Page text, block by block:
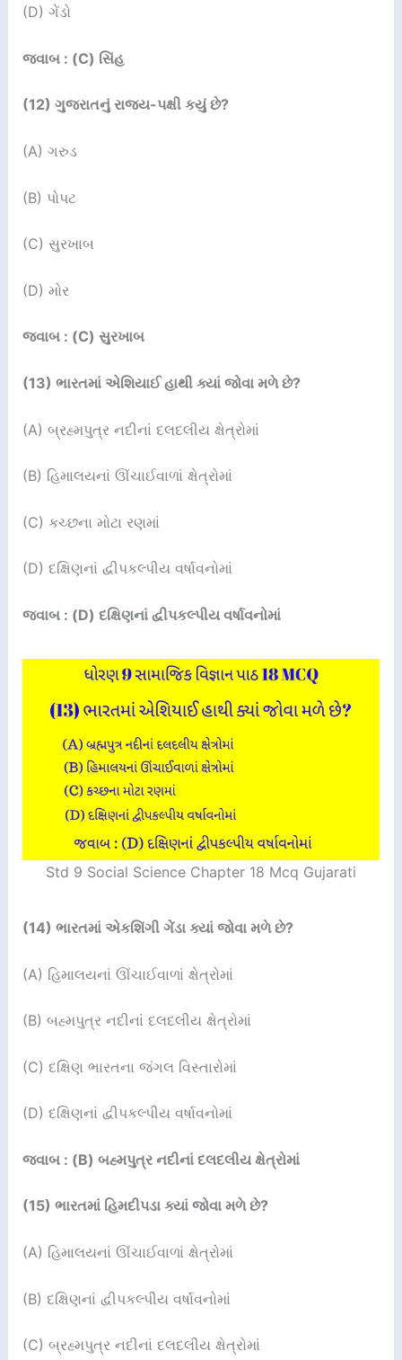
(D) ગેંડો
જવાબ : (C) સિંહ
(12) ગુજરાતનું રાજ્ય-પક્ષી કયું છે?
(A) ગરુડ
(B) પોપટ
(C) સુરખાબ
(D) મોર
જવાબ : (C) સુરખાબ
(13) ભારતમાં એશિયાઈ હાથી ક્યાં જોવા મળે છે?
(A) બ્રહ્મપુત્ર નદીનાં દલદલીય ક્ષેત્રોમાં
(B) હિમાલયનાં ઊંચાઈવાળાં ક્ષેત્રોમાં
(C) કચ્છના મોટા રણમાં
(D) દક્ષિણનાં દ્વીપકલ્પીય વર્ષાવનોમાં
જવાબ : (D) દક્ષિણનાં દ્વીપકલ્પીય વર્ષાવનોમાં
Std 9 Social Science Chapter 18 Mcq Gujarati
(14) ભારતમાં એકશિંગી ગેંડા ક્યાં જોવા મળે છે?
(A) હિમાલયનાં ઊંચાઈવાળાં ક્ષેત્રોમાં
(B) બહ્મપુત્ર નદીનાં દલદલીય ક્ષેત્રોમાં
(C) દક્ષિણ ભારતના જંગલ વિસ્તારોમાં
(D) દક્ષિણનાં દ્વીપકલ્પીય વર્ષાવનોમાં
જવાબ : (B) બહ્મપુત્ર નદીનાં દલદલીય ક્ષેત્રોમાં
(15) ભારતમાં હિમદીપડા ક્યાં જોવા મળે છે?
(A) હિમાલયનાં ઊંચાઈવાળાં ક્ષેત્રોમાં
(B) દક્ષિણનાં દ્વીપકલ્પીય વર્ષાવનોમાં
(C) બ્રહ્મપુત્ર નદીનાં દલદલીય ક્ષેત્રોમાં